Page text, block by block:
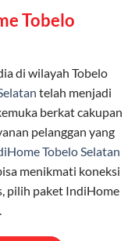
Tobelo
di wilayah Tobelo
telah menjadi
berkat cakupan
pelanggan yang
Tobelo Selatan
menikmati koneksi
pilih paket IndiHome